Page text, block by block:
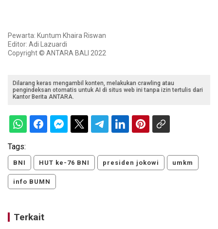
Pewarta: Kuntum Khaira Riswan
Editor: Adi Lazuardi
Copyright © ANTARA BALI 2022
Dilarang keras mengambil konten, melakukan crawling atau
pengindeksan otomatis untuk AI di situs web ini tanpa izin tertulis dari
Kantor Berita ANTARA.
Tags:
BNI HUT ke-76 BNI presiden jokowi umkm
info BUMN
Terkait